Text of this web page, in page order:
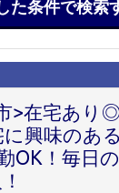
>在宅あり
興味のあ
OK！毎日